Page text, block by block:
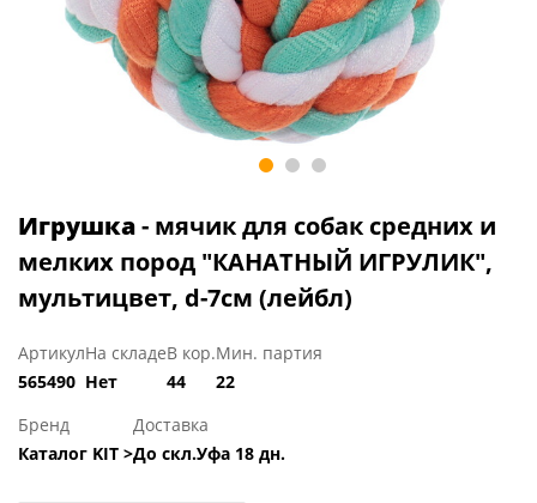
Игрушка- мячик для собак средних и
мелких пород "КАНАТНЫЙ ИГРУЛИК",
мультицвет, d-7см (лейбл)
Артикул
565490
На складе
Нет
В кор.
44
Мин. партия
22
Бренд
Каталог KIT >
Доставка
До скл.Уфа 18 дн.